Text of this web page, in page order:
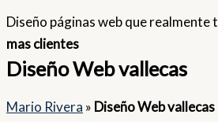
Diseño páginas web que realmente
mas clientes
Diseño Web vallecas
Mario Rivera » Diseño Web vallecas